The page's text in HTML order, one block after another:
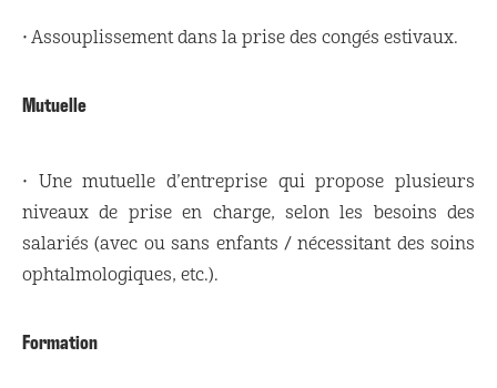
• Assouplissement dans la prise des congés estivaux.
Mutuelle
• Une mutuelle d’entreprise qui propose plusieurs
niveaux de prise en charge, selon les besoins des
salariés (avec ou sans enfants / nécessitant des soins
ophtalmologiques, etc.).
Formation